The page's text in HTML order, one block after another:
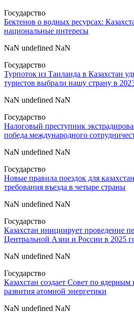
Государство
Бектенов о водных ресурсах:
национальные интересы
NaN undefined NaN
Государство
Турпоток из Таиланда в Казахстан
туристов выбрали нашу страну в
NaN undefined NaN
Государство
Налоговый преступник
победа международного
NaN undefined NaN
Государство
Новые правила поездок для
требования въезда в четыре страны
NaN undefined NaN
Государство
Казахстан инициирует проведение
Центральной Азии и России в 2025
NaN undefined NaN
Государство
Казахстан создает Совет по
развития атомной энергетики
NaN undefined NaN